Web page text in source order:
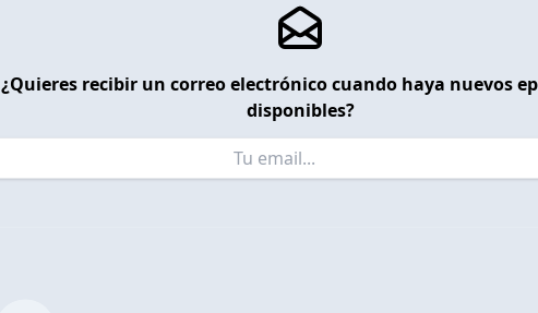
¿Quieres recibir un correo electrónico cuando haya nuevos
disponibles?